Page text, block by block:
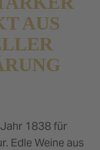
AUS
1838 für
Edle Weine aus